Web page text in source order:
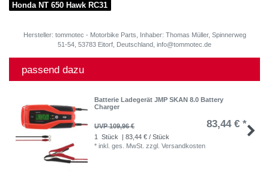
Honda NT 650 Hawk RC31
Hersteller: tommotec - Motorbike Parts, Inhaber: Thomas Müller, Spinnerweg
51-54, 53783 Eitorf, Deutschland, info@tommotec.de
passend dazu
Batterie Ladegerät JMP SKAN 8.0 Battery
Charger
UVP 109,96 € 83,44 € *
1 Stück
| 83,44 € / Stück
*inkl. ges. MwSt. zzgl.Versandkosten